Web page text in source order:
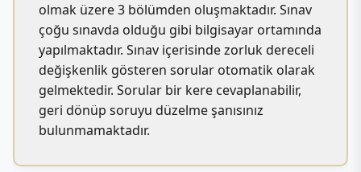
olmak üzere 3 bölümden oluşmaktadır. Sınav
çoğu sınavda olduğu gibi bilgisayar ortamında
yapılmaktadır. Sınav içerisinde zorluk dereceli
değişkenlik gösteren sorular otomatik olarak
gelmektedir. Sorular bir kere cevaplanabilir,
geri dönüp soruyu düzelme şanısınız
bulunmamaktadır.